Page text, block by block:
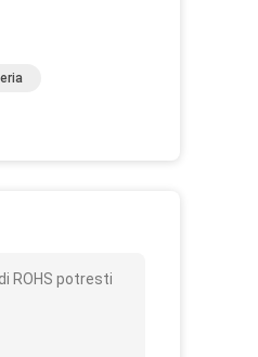
ROHS potresti